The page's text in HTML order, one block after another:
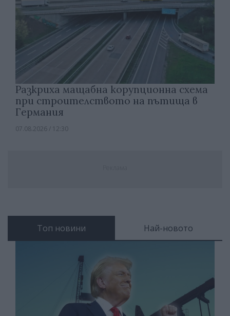
Разкриха мащабна корупционна схема
при строителството на пътища в
Германия
07.08.2026 / 12:30
Топ новини Най-новото